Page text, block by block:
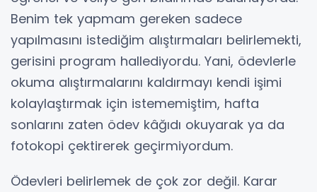
Benim tek yapmam gereken sadece
yapılmasını istediğim alıştırmaları belirlemekti,
gerisini program hallediyordu. Yani, ödevlerle
okuma alıştırmalarını kaldırmayı kendi işimi
kolaylaştırmak için istememiştim, hafta
sonlarını zaten ödev kâğıdı okuyarak ya da
fotokopi çektirerek geçirmiyordum.
Ödevleri belirlemek de çok zor değil. Karar